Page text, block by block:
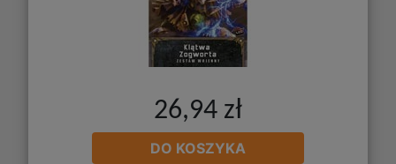
26,94 zł
DO KOSZYKA